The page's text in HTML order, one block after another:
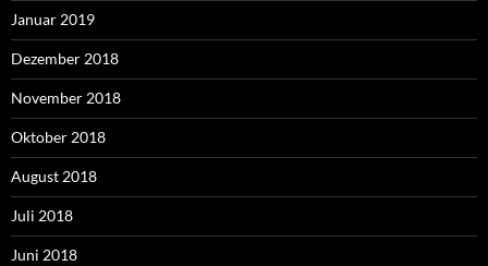
Januar 2019
Dezember 2018
November 2018
Oktober 2018
August 2018
Juli 2018
Juni 2018